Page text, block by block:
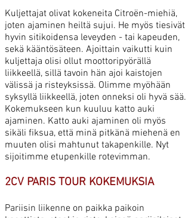
Kuljettajat olivat kokeneita Citroën-miehiä,
joten ajaminen heiltä sujui. He myös tiesivät
hyvin sitikoidensa leveyden - tai kapeuden,
sekä kääntösäteen. Ajoittain vaikutti kuin
kuljettaja olisi ollut moottoripyörällä
liikkeellä, sillä tavoin hän ajoi kaistojen
välissä ja risteyksissä. Olimme myöhään
syksyllä liikkeellä, joten onneksi oli hyvä sää.
Kokemukseen kun kuuluu katto auki
ajaminen. Katto auki ajaminen oli myös
sikäli fiksua, että minä pitkänä miehenä en
muuten olisi mahtunut takapenkille. Nyt
sijoitimme etupenkille rotevimman.
2CV PARIS TOUR KOKEMUKSIA
Pariisin liikenne on paikka paikoin